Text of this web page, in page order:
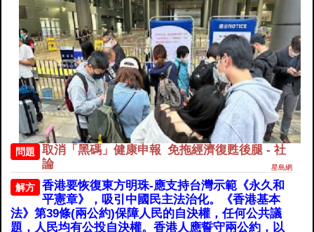
問題
取消「黑碼」健康申報 免拖經濟復甦後腿 - 社
論
星島網
解方
香港要恢復東方明珠-應支持台灣示範《永久和
平憲章》，吸引中國民主法治化。《香港基本
法》第39條(兩公約)保障人民的自決權，任何公共議
題，人民均有公投自決權。香港人應誓守兩公約，以